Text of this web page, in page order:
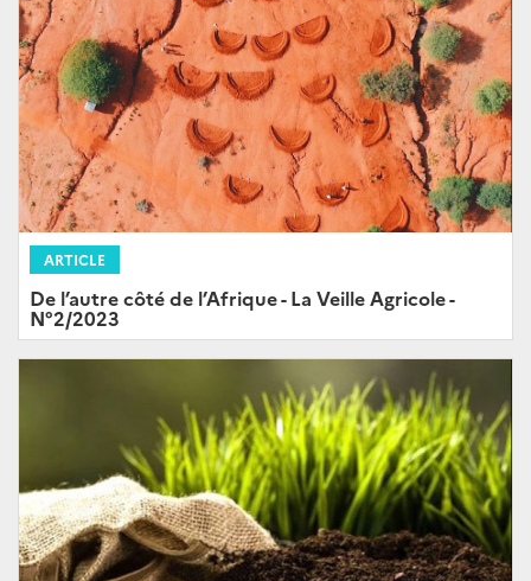
ARTICLE
De l’autre côté de l’Afrique - La Veille Agricole -
N°2/2023